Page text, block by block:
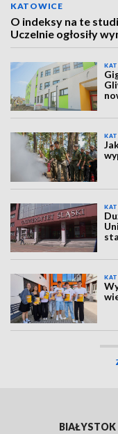
KATOWICE
O indeksy na te
Uczelnie ogłosiły
BIAŁYSTOK